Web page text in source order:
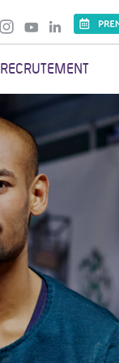
RECRUTEMENT